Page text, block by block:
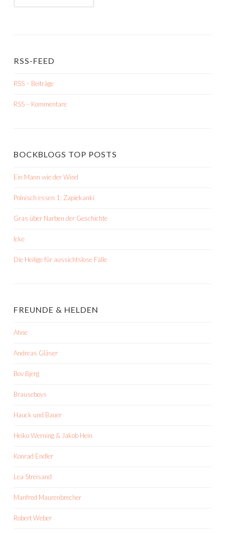
RSS-FEED
RSS – Beiträge
RSS – Kommentare
BOCKBLOGS TOP POSTS
Ein Mann wie der Wind
Polnisch essen 1: Zapiekanki
Gras über Narben der Geschichte
Icke
Die Heilige für aussichtslose Fälle
FREUNDE & HELDEN
Ahne
Andreas Gläser
Bov Bjerg
Brauseboys
Hauck und Bauer
Heiko Werning & Jakob Hein
Konrad Endler
Lea Streisand
Manfred Maurenbrecher
Robert Weber